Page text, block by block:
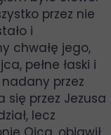
przez nie
i
chwałę jego,
pełne łaski i
przez
się przez Jezusa
lecz